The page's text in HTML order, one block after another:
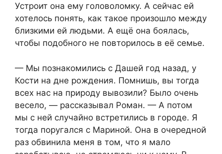
Устроит она ему головоломку. А сейчас ей
хотелось понять, как такое произошло между
близкими ей людьми. А ещё она боялась,
чтобы подобного не повторилось в её семье.
— Мы познакомились с Дашей год назад, у
Кости на дне рождения. Помнишь, вы тогда
всех нас на природу вывозили? Было очень
весело, — рассказывал Роман. — А потом
мы с ней случайно встретились в городе. Я
тогда поругался с Мариной. Она в очередной
раз обвинила меня в том, что я мало